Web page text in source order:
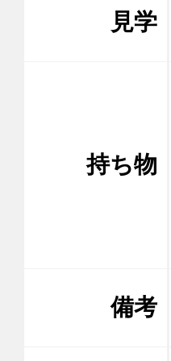
見学
持ち物
備考